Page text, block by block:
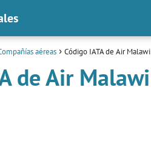
aéreas Código IATA de Air Malawi
de Air Malawi